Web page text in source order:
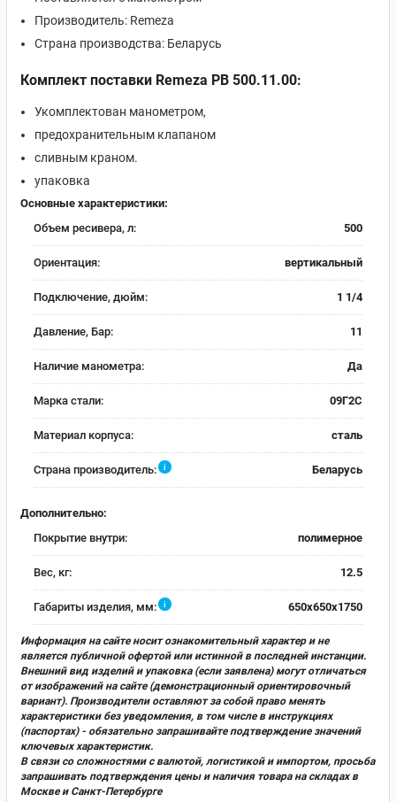
Производитель: Remeza
Страна производства: Беларусь
Комплект поставки Remeza РВ 500.11.00:
Укомплектован манометром,
предохранительным клапаном
сливным краном.
упаковка
Основные характеристики:
Объем ресивера, л:
500
Ориентация: вертикальный
Подключение, дюйм: 1 1/4
Давление, Бар: 11
Наличие манометра: Да
Марка стали: 09Г2С
Материал корпуса: сталь
Страна производитель: i Беларусь
Дополнительно:
Покрытие внутри:
полимерное
Вес, кг: 12.5
Габариты изделия, мм: i 650x650x1750
Информация на сайте носит ознакомительный характер и не
является публичной офертой или истинной в последней инстанции.
Внешний вид изделий и упаковка (если заявлена) могут отличаться
от изображений на сайте (демонстрационный ориентировочный
вариант). Производители оставляют за собой право менять
характеристики без уведомления, в том числе в инструкциях
(паспортах) - обязательно запрашивайте подтверждение значений
ключевых характеристик.
В связи со сложностями с валютой, логистикой и импортом, просьба
запрашивать подтверждения цены и наличия товара на складах в
Москве и Санкт-Петербурге